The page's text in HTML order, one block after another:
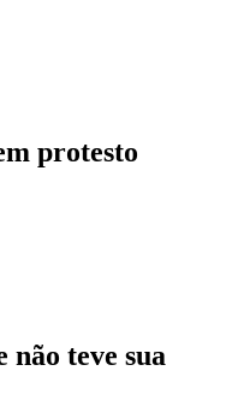
protesto
não teve sua